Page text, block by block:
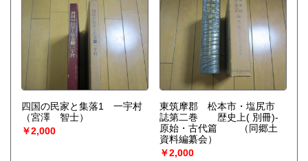
四国の民家と集落1 一宇村
（宮澤 智士）
￥2,000
東筑摩郡 松本市・塩尻市
誌第二巻 歴史上( 別冊)-
原始・古代篇
（同郷土
資料編纂会）
￥2,000